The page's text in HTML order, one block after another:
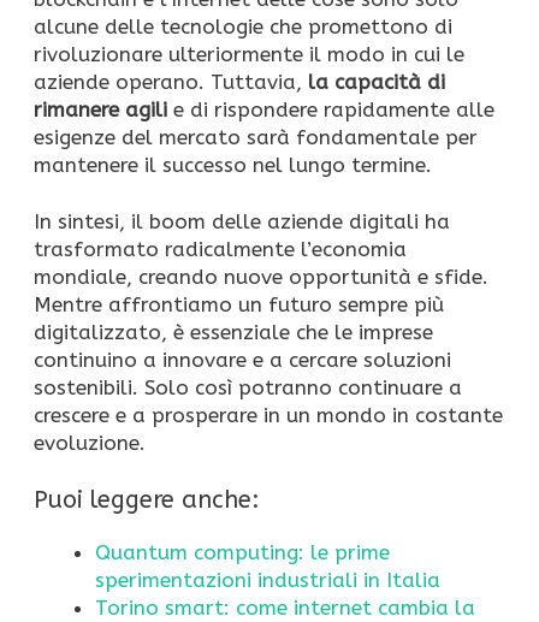
alcune delle tecnologie che promettono di
rivoluzionare ulteriormente il modo in cui le
aziende operano. Tuttavia, la capacità di
rimanere agili e di rispondere rapidamente alle
esigenze del mercato sarà fondamentale per
mantenere il successo nel lungo termine.
In sintesi, il boom delle aziende digitali ha
trasformato radicalmente l’economia
mondiale, creando nuove opportunità e sfide.
Mentre affrontiamo un futuro sempre più
digitalizzato, è essenziale che le imprese
continuino a innovare e a cercare soluzioni
sostenibili. Solo così potranno continuare a
crescere e a prosperare in un mondo in costante
evoluzione.
Puoi leggere anche:
Quantum computing: le prime
sperimentazioni industriali in Italia
Torino smart: come internet cambia la